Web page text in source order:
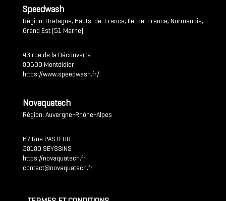
Speedwash
Région: Bretagne, Hauts-de-France, Ile-de-France, Normandie,
Grand Est (51 Marne)
43 rue de la Découverte
80500 Montdidier
https://www.speedwash.fr/
Novaquatech
Région: Auvergne-Rhône-Alpes
67 Rue PASTEUR
38180 SEYSSINS
https://novaquatech.fr
contact@novaquatech.fr